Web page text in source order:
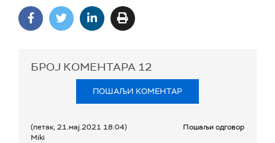
БРОЈ КОМЕНТАРА 12
ПОШАЉИ КОМЕНТАР
(петак, 21.мај.2021 18:04)
Miki
Пошаљи одговор